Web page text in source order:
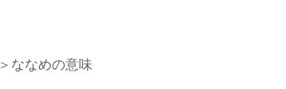
＞ななめの意味